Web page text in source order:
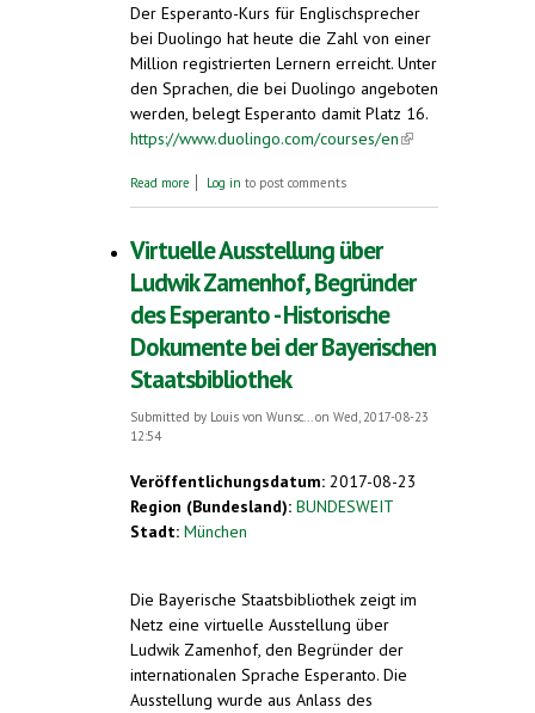
Der Esperanto-Kurs für Englischsprecher
bei Duolingo hat heute die Zahl von einer
Million registrierten Lernern erreicht. Unter
den Sprachen, die bei Duolingo angeboten
werden, belegt Esperanto damit Platz 16.
https://www.duolingo.com/courses/en(link is
Read more about Esperanto-Kurs für Englischsprecher
Log in to post comments
Virtuelle Ausstellung über
Ludwik Zamenhof, Begründer
des Esperanto - Historische
Dokumente bei der Bayerischen
Staatsbibliothek
Submitted by Louis von Wunsc...on Wed, 2017-08-23
12:54
Veröffentlichungsdatum: 2017-08-23
Region (Bundesland): BUNDESWEIT
Stadt: München
Die Bayerische Staatsbibliothek zeigt im
Netz eine virtuelle Ausstellung über
Ludwik Zamenhof, den Begründer der
internationalen Sprache Esperanto. Die
Ausstellung wurde aus Anlass des